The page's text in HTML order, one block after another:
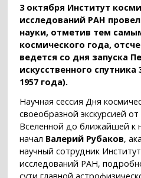
3 октября Институт
исследований РАН
науки, отметив тем
космического года,
ведется со дня запуска
искусственного
1957 года).
Научная сессия Дня
своеобразной экскурсией
Вселенной до ближайшей к
начал Валерий Рубаков,
научный сотрудник
исследований РАН,
сути главной